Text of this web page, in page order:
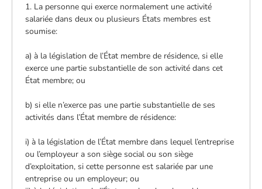
1. La personne qui exerce normalement une activité
salariée dans deux ou plusieurs États membres est
soumise:
a) à la législation de l’État membre de résidence, si elle
exerce une partie substantielle de son activité dans cet
État membre; ou
b) si elle n’exerce pas une partie substantielle de ses
activités dans l’État membre de résidence:
i) à la législation de l’État membre dans lequel l’entreprise
ou l’employeur a son siège social ou son siège
d’exploitation, si cette personne est salariée par une
entreprise ou un employeur; ou